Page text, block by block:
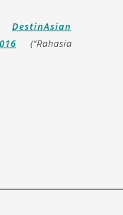
DestinAsian
(“Rahasia